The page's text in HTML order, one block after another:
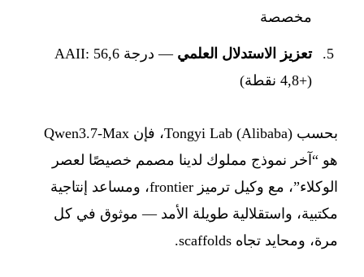
مخصصة
تعزيز الاستدلال العلمي
— درجة AAII: 56,6
(+4,8 نقطة)
بحسب Tongyi Lab (Alibaba)، فإن Qwen3.7-Max
هو “آخر نموذج مملوك لدينا مصمم خصيصًا لعصر
الوكلاء”، مع وكيل ترميز frontier، ومساعد إنتاجية
مكتبية، واستقلالية طويلة الأمد — موثوق في كل
مرة، ومحايد تجاه scaffolds.